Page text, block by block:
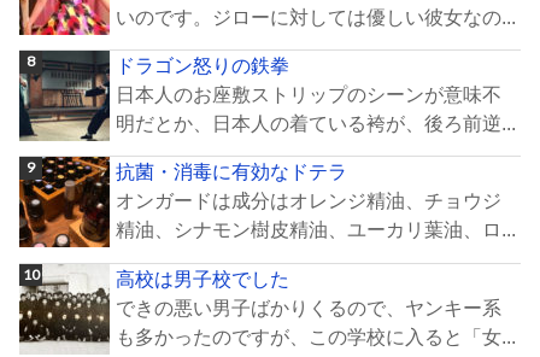
いのです。ジローに対しては優しい彼女なの...
ドラゴン怒りの鉄拳
日本人のお座敷ストリップのシーンが意味不
明だとか、日本人の着ている袴が、後ろ前逆...
抗菌・消毒に有効なドテラ
オンガードは成分はオレンジ精油、チョウジ
精油、シナモン樹皮精油、ユーカリ葉油、ロ...
高校は男子校でした
できの悪い男子ばかりくるので、ヤンキー系
も多かったのですが、この学校に入ると「女...